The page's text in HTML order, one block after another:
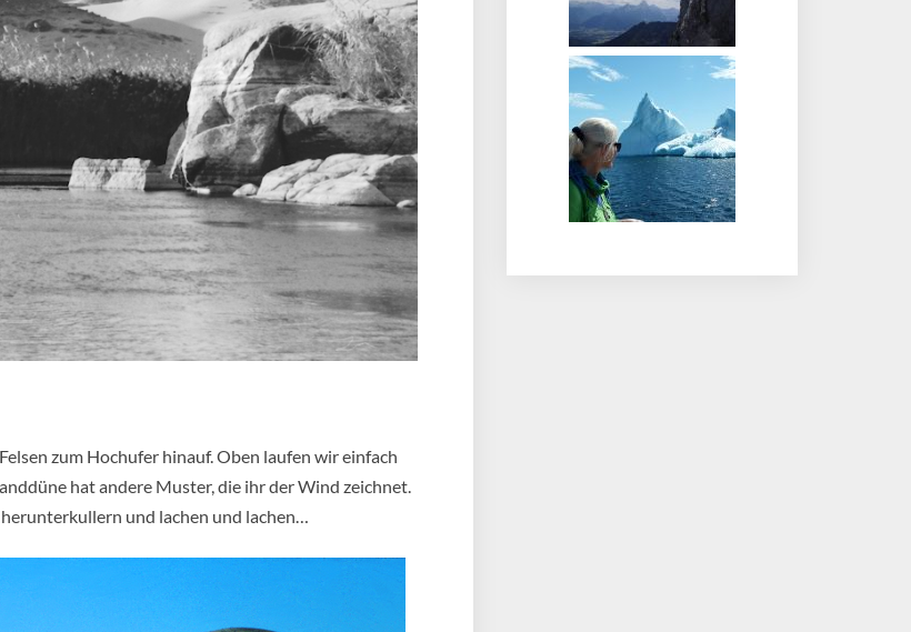
zum Hochufer hinauf. Oben laufen wir einfach
hat andere Muster, die ihr der Wind zeichnet.
und lachen und lachen…